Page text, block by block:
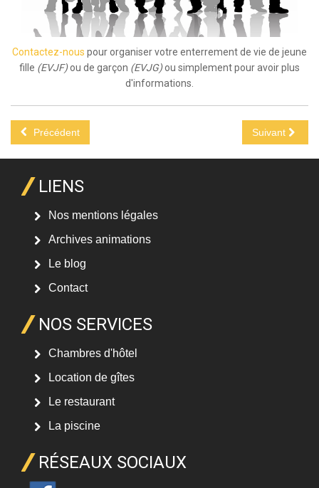
Contactez-nous pour organiser votre enterrement de vie de jeune
fille (EVJF)ou de garçon (EVJG)ou simplement pour avoir plus
d'informations.
Précédent Suivant
LIENS
Nos mentions légales
Archives animations
Le blog
Contact
NOS SERVICES
Chambres d'hôtel
Location de gîtes
Le restaurant
La piscine
RÉSEAUX SOCIAUX